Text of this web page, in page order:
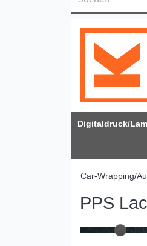
Digitaldruck/
Car-Wrapping/
PPS